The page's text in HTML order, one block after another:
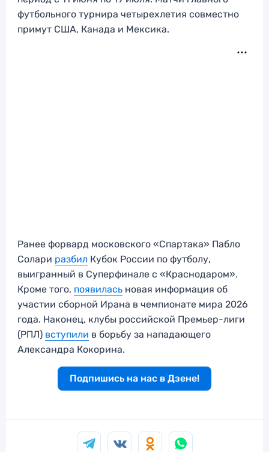
футбольного турнира четырехлетия совместно
примут США, Канада и Мексика.
Ранее форвард московского «Спартака» Пабло
Солари разбил Кубок России по футболу,
выигранный в Суперфинале с «Краснодаром».
Кроме того, появилась новая информация об
участии сборной Ирана в чемпионате мира 2026
года. Наконец, клубы российской Премьер-лиги
(РПЛ) вступили в борьбу за нападающего
Александра Кокорина.
Подпишись на нас в Дзене!